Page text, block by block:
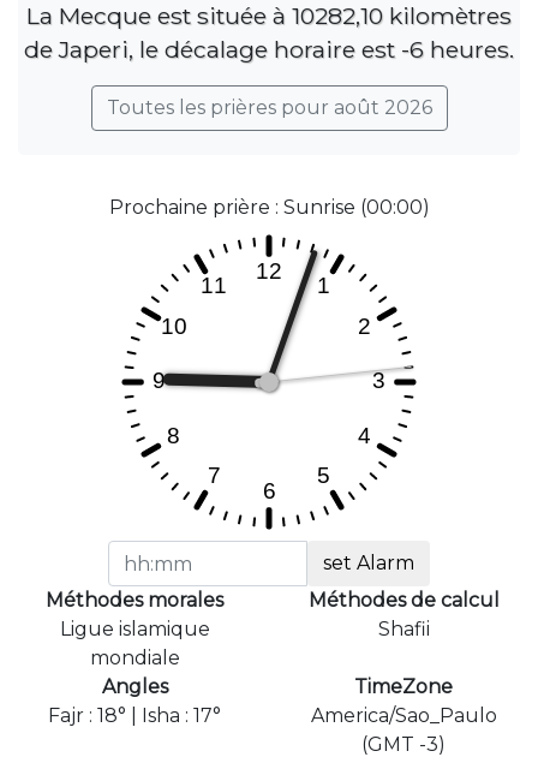
La Mecque est située à 10282,10 kilomètres
de Japeri, le décalage horaire est -6 heures.
Toutes les prières pour août 2026
Prochaine prière : Sunrise (00:00)
set Alarm
Méthodes morales
Ligue islamique
mondiale
Méthodes de calcul
Shafii
Angles
Fajr : 18° | Isha : 17°
TimeZone
America/Sao_Paulo
(GMT -3)